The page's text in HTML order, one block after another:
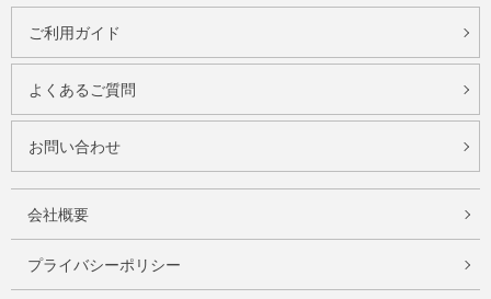
ご利用ガイド
よくあるご質問
お問い合わせ
会社概要
プライバシーポリシー